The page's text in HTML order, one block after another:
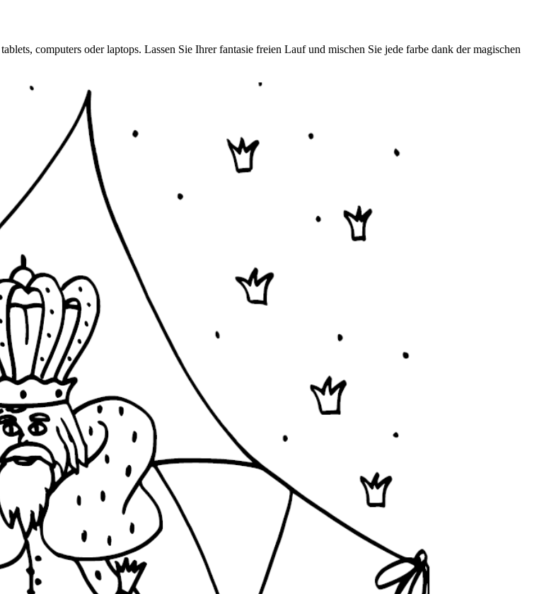
computers oder laptops. Lassen Sie Ihrer fantasie freien Lauf und mischen Sie jede farbe dank der magischen